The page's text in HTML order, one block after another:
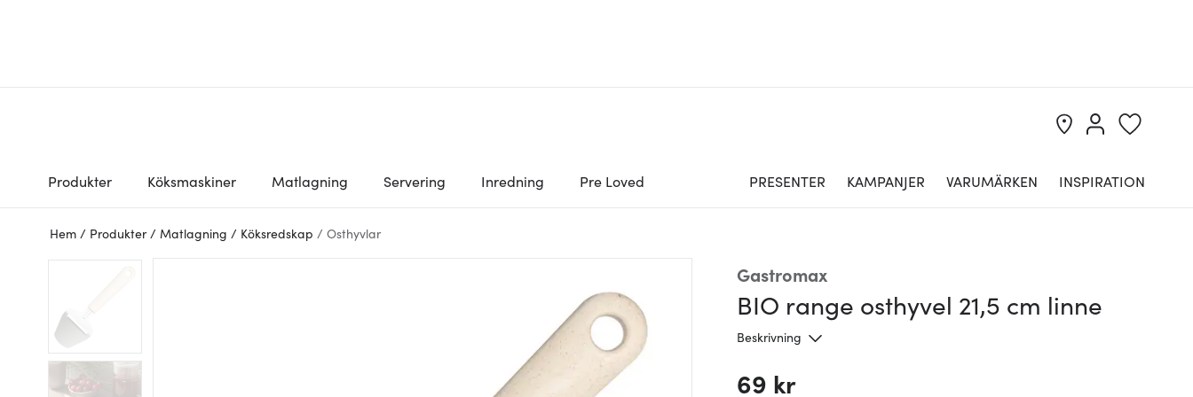
Produkter Köksmaskiner Matlagning Servering Inredning Pre Loved PRESENTER KAMPANJER VARUMÄRKEN INSPIRATION
Hem / Produkter / Matlagning / Köksredskap / Osthyvlar
Gastromax
BIO range osthyvel 21,5 cm linne
Beskrivning
69 kr